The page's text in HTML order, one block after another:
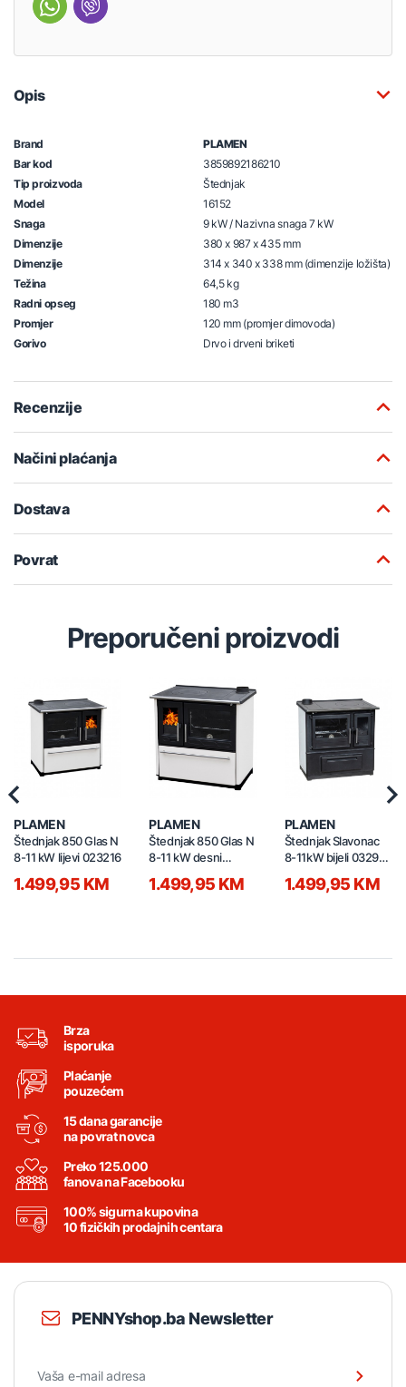
Opis
Brand
PLAMEN
Bar kod
3859892186210
Tip proizvoda
Štednjak
Model
16152
Snaga
9 kW / Nazivna snaga 7 kW
Dimenzije
380 x 987 x 435 mm
Dimenzije
314 x 340 x 338 mm (dimenzije ložišta)
Težina
64,5 kg
Radni opseg
180 m3
Promjer
120 mm (promjer dimovoda)
Gorivo
Drvo i drveni briketi
Recenzije
Načini plaćanja
Dostava
Povrat
Preporučeni proizvodi
PLAMEN
Štednjak 850 Glas N
8-11 kW lijevi 023216
1.499,95 KM
PLAMEN
Štednjak 850 Glas N
8-11 kW desni
1.499,95 KM
PLAMEN
Štednjak Slavonac
8-11kW bijeli 032991
1.499,95 KM
Brza
isporuka
Plaćanje
pouzećem
15 dana garancije
na povrat novca
Preko 125.000
fanova na Facebooku
100% sigurna kupovina
10 fizičkih prodajnih centara
PENNYshop.ba Newsletter